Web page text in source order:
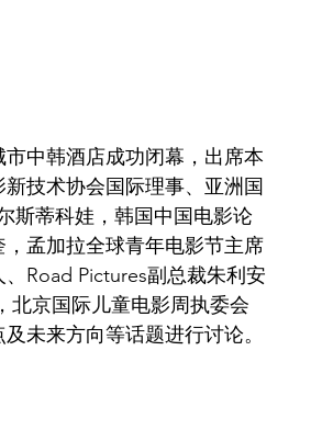
中韩酒店成功闭幕，出席本
技术协会国际理事、亚洲国
斯蒂科娃，韩国中国电影论
孟加拉全球青年电影节主席
Road Pictures副总裁朱利安
北京国际儿童电影周执委会
未来方向等话题进行讨论。